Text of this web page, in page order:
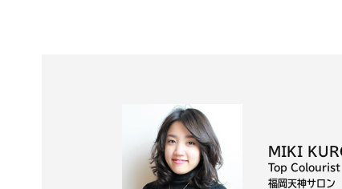
MIKI
Top Colourist
福岡天神サロン